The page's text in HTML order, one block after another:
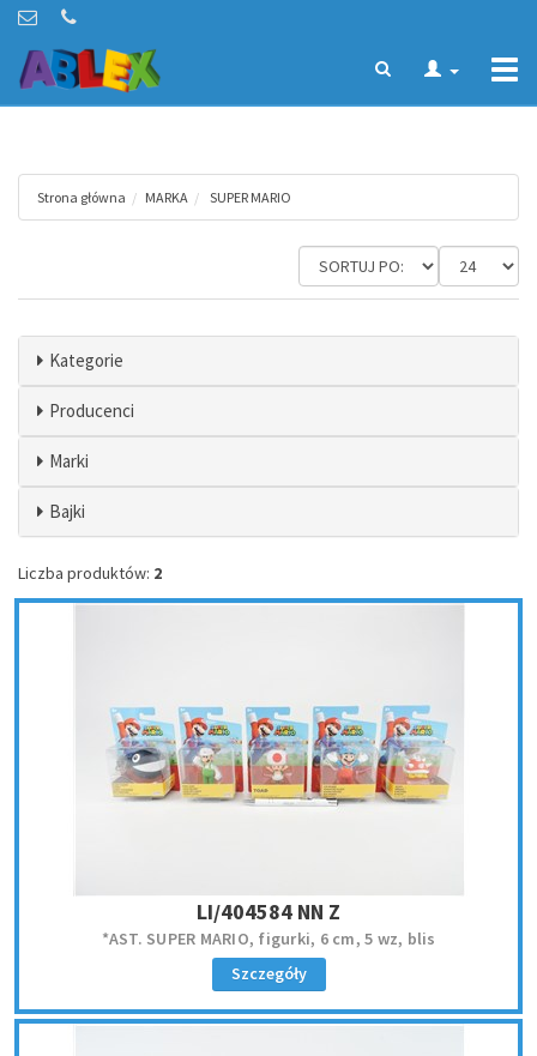
Strona główna MARKA SUPER MARIO
Kategorie
Producenci
Marki
Bajki
Liczba produktów: 2
LI/404584 NN Z
*AST. SUPER MARIO, figurki, 6 cm, 5 wz, blis
Szczegóły